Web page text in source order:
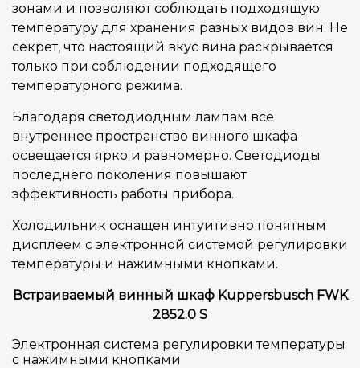
зонами и позволяют соблюдать подходящую
температуру для хранения разных видов вин. Не
секрет, что настоящий вкус вина раскрывается
только при соблюдении подходящего
температурного режима.
Благодаря светодиодным лампам все
внутреннее пространство винного шкафа
освещается ярко и равномерно. Светодиоды
последнего поколения повышают
эффективность работы прибора.
Холодильник оснащен интуитивно понятным
дисплеем с электронной системой регулировки
температуры и нажимными кнопками.
Встраиваемый винный шкаф Kuppersbusch FWK
2852.0 S
Электронная система регулировки температуры
с нажимными кнопками